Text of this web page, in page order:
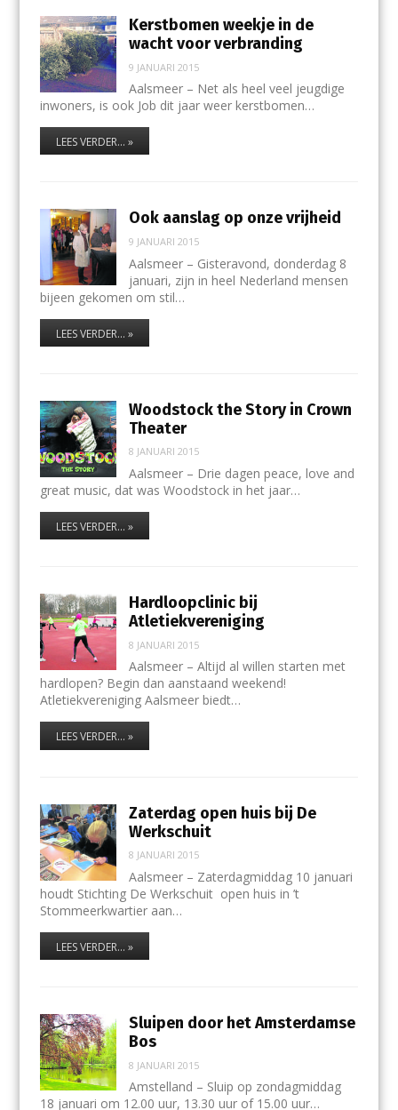
Kerstbomen weekje in de
wacht voor verbranding
9 JANUARI 2015
Aalsmeer – Net als heel veel jeugdige
inwoners, is ook Job dit jaar weer kerstbomen…
LEES VERDER... »
Ook aanslag op onze vrijheid
9 JANUARI 2015
Aalsmeer – Gisteravond, donderdag 8
januari, zijn in heel Nederland mensen
bijeen gekomen om stil…
LEES VERDER... »
Woodstock the Story in Crown
Theater
8 JANUARI 2015
Aalsmeer – Drie dagen peace, love and
great music, dat was Woodstock in het jaar…
LEES VERDER... »
Hardloopclinic bij
Atletiekvereniging
8 JANUARI 2015
Aalsmeer – Altijd al willen starten met
hardlopen? Begin dan aanstaand weekend!
Atletiekvereniging Aalsmeer biedt…
LEES VERDER... »
Zaterdag open huis bij De
Werkschuit
8 JANUARI 2015
Aalsmeer – Zaterdagmiddag 10 januari
houdt Stichting De Werkschuit open huis in ’t
Stommeerkwartier aan…
LEES VERDER... »
Sluipen door het Amsterdamse
Bos
8 JANUARI 2015
Amstelland – Sluip op zondagmiddag
18 januari om 12.00 uur, 13.30 uur of 15.00 uur…